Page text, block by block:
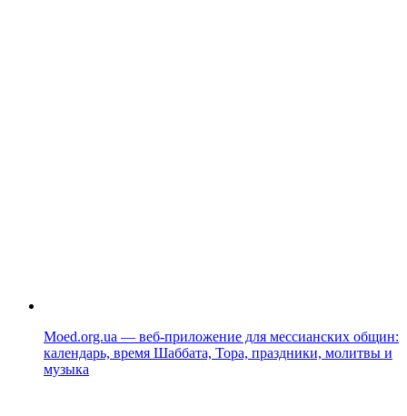
Moed.org.ua — веб-приложение для мессианских общин:
календарь, время Шаббата, Тора, праздники, молитвы и
музыка